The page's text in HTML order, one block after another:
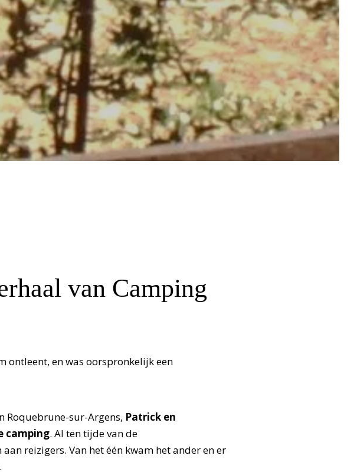
van Camping
ontleent, en was oorspronkelijk een
Roquebrune-sur-Argens, Patrick en
camping. Al ten tijde van de
reizigers. Van het één kwam het ander en er